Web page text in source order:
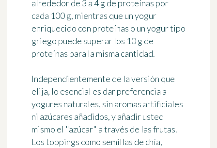
alrededor de 3 a 4 g de proteínas por
cada 100 g, mientras que un yogur
enriquecido con proteínas o un yogur tipo
griego puede superar los 10 g de
proteínas para la misma cantidad.
Independientemente de la versión que
elija, lo esencial es dar preferencia a
yogures naturales, sin aromas artificiales
ni azúcares añadidos, y añadir usted
mismo el "azúcar" a través de las frutas.
Los toppings como semillas de chía,